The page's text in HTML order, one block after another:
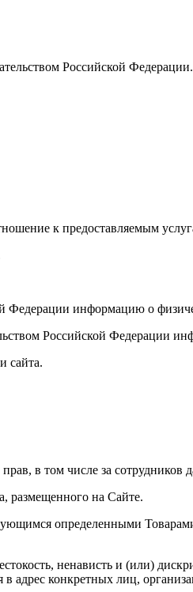
Российской Федерации.
к предоставляемым
Федерации информацию о
Российской Федерации
сайта.
в том числе за сотрудников
размещенного на Сайте.
определенными
ненависть и (или)
адрес конкретных лиц,